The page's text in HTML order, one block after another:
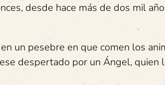
desde hace más de dos mil
un pesebre en que comen los
despertado por un Ángel,